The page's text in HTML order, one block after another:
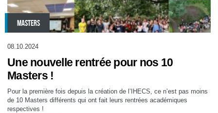
MASTERS
08.10.2024
Une nouvelle rentrée pour nos 10
Masters !
Pour la première fois depuis la création de l’IHECS, ce n’est pas moins
de 10 Masters différents qui ont fait leurs rentrées académiques
respectives !